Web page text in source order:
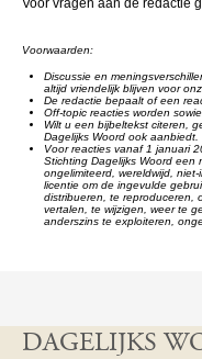
Voor vragen aan de redactie
Voorwaarden:
Discussie en
altijd vriendelijk blijven voor
De redactie bepaalt of een
Off-topic reacties worden
Wilt u een bijbeltekst citeren,
Dagelijks Woord ook aanbiedt.
Voor reacties vanaf 1 januari
Stichting Dagelijks Woord een
ongelimiteerd, wereldwijd,
licentie om de ingevulde
distribueren, te reproduceren,
vertalen, te wijzigen, weer te
anderszins te exploiteren,
DAGELIJKS